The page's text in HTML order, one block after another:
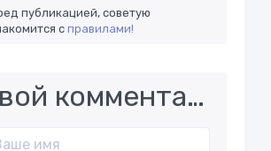
публикацией, советую
справилами!
комментарий..